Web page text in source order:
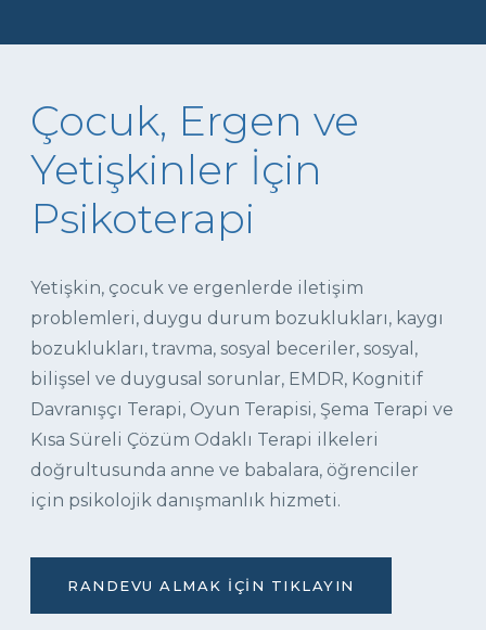
Çocuk, Ergen ve
Yetişkinler İçin
Psikoterapi
Yetişkin, çocuk ve ergenlerde iletişim
problemleri, duygu durum bozuklukları, kaygı
bozuklukları, travma, sosyal beceriler, sosyal,
bilişsel ve duygusal sorunlar, EMDR, Kognitif
Davranışçı Terapi, Oyun Terapisi, Şema Terapi ve
Kısa Süreli Çözüm Odaklı Terapi ilkeleri
doğrultusunda anne ve babalara, öğrenciler
için psikolojik danışmanlık hizmeti.
RANDEVU ALMAK İÇIN TIKLAYIN